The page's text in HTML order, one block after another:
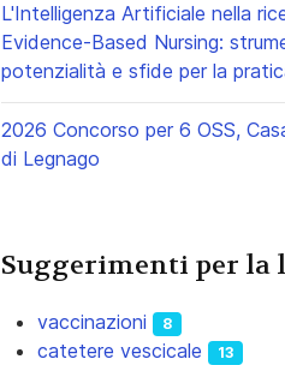
L'Intelligenza Artificiale nella
Evidence-Based Nursing:
potenzialità e sfide per la
2026 Concorso per 6 OSS,
di Legnago
Suggerimenti per la
vaccinazioni 8
catetere vescicale 13